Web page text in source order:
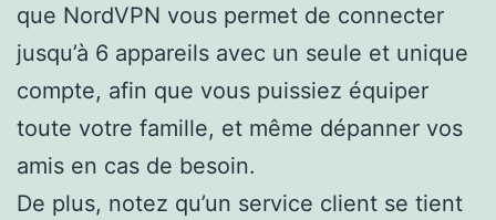
que NordVPN vous permet de connecter
jusqu’à 6 appareils avec un seule et unique
compte, afin que vous puissiez équiper
toute votre famille, et même dépanner vos
amis en cas de besoin.
De plus, notez qu’un service client se tient